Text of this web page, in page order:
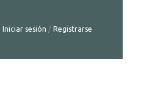
Iniciar sesión / Registrarse